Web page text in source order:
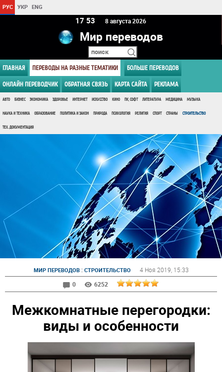
РУС УКР ENG
17 53 8 августа 2026
Мир переводов
ГЛАВНАЯ ПЕРЕВОДЫ НА РАЗНЫЕ ТЕМАТИКИ БОЛЬШЕ ПЕРЕВОДОВ
ОНЛАЙН ПЕРЕВОДЧИК ОБРАТНАЯ СВЯЗЬ КАРТА САЙТА РЕКЛАМА
АВТО БИЗНЕС ЭКОНОМИКА ЗДОРОВЬЕ ИНТЕРНЕТ ИСКУССТВО КИНО ПК, СОФТ ЛИТЕРАТУРА МЕДИЦИНА МУЗЫКА
НАУКА И ТЕХНИКА ОБРАЗОВАНИЕ ПОЛИТИКА И ЗАКОН ПРИРОДА ПСИХОЛОГИЯ РЕЛИГИЯ СПОРТ СТРАНЫ СТРОИТЕЛЬСТВО
ТЕХ. ДОКУМЕНТАЦИЯ
МИР ПЕРЕВОДОВ: СТРОИТЕЛЬСТВО 4 Ноя 2019 , 15:33
0
6252
Межкомнатные перегородки:
виды и особенности